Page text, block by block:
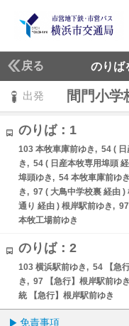
戻る のりば
出発 間門小学
のりば：1
103 本牧車庫前ゆき, 54 (
き, 54 ( 日産本牧専用埠頭
埠頭ゆき, 54 本牧車庫前ゆ
き, 97 ( 大鳥中学校裏 経由
通り 経由 ) 根岸駅前ゆき,
本牧工場前ゆき
のりば：2
103 横浜駅前ゆき, 54 【急
き, 97 【急行】根岸駅前ゆ
統 【急行】根岸駅前ゆき
免責事項